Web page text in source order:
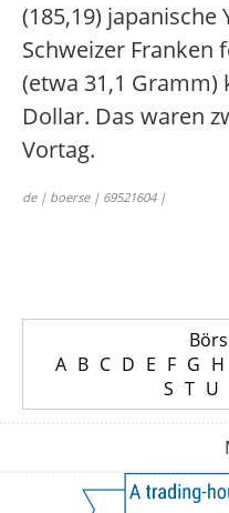
(185,19) japanische
Schweizer Franken
(etwa 31,1 Gramm)
Dollar. Das waren
Vortag.
de | boerse | 69521604 |
A B C D E F G H
S T U